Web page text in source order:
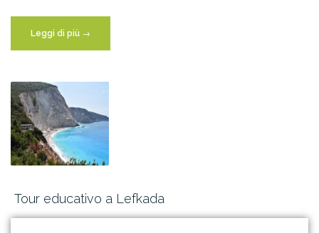
Leggi di più →
Tour educativo a Lefkada